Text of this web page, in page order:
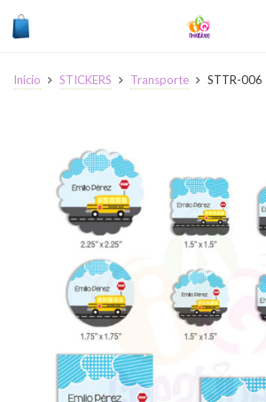
Inicio STICKERS Transporte STTR-006